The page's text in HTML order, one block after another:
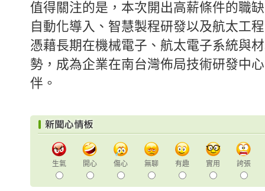
值得關注的是，本次開出高薪條件的職
自動化導入、智慧製程研發以及航太工
憑藉長期在機械電子、航太電子系統與
勢，成為企業在南台灣佈局技術研發中
伴。
生氣 開心 傷心 無聊 有趣 實用 誇張